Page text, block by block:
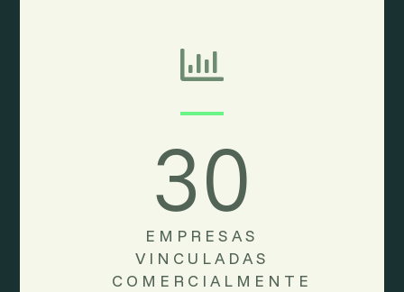

30
EMPRESAS
VINCULADAS
COMERCIALMENTE